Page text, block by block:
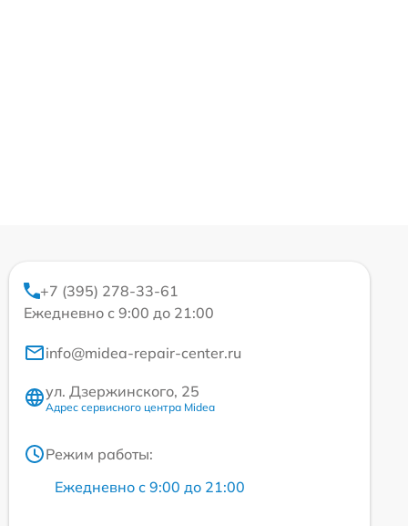
+7 (395) 278-33-61
Ежедневно с 9:00 до 21:00
info@midea-repair-center.ru
ул. Дзержинского, 25
Адрес сервисного центра Midea
Режим работы:
Ежедневно с 9:00 до 21:00